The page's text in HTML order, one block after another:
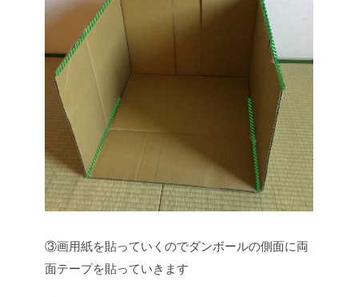
③画用紙を貼っていくのでダンボールの側面に両
面テープを貼っていきます